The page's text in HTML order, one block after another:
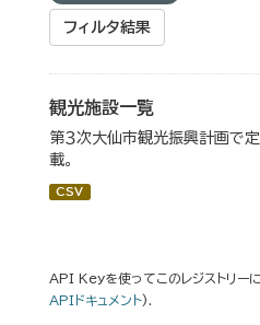
フィルタ結果
観光施設一覧
第３次大仙市観光振興計画で定
載。
CSV
API Keyを使ってこのレジストリー
APIドキュメント).